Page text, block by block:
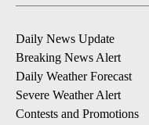
Daily News Update
Breaking News Alert
Daily Weather Forecast
Severe Weather Alert
Contests and Promotions